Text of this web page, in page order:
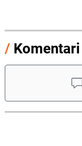
/ Komentari